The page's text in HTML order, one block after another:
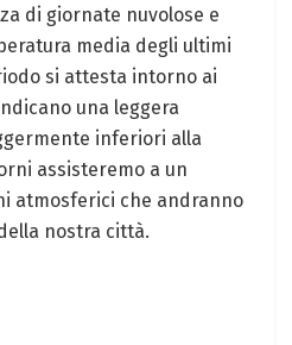
di giornate nuvolose e
media degli ultimi
si attesta intorno ai
una leggera
inferiori alla
assisteremo a un
atmosferici che andranno
nostra città.